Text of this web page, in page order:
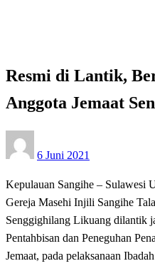
Resmi di Lantik,
Anggota Jemaat
on
6 Juni 2021
Kepulauan Sangihe – Sulawesi
Gereja Masehi Injili Sangihe
Senggighilang Likuang dilantik
Pentahbisan dan Peneguhan
Jemaat, pada pelaksanaan